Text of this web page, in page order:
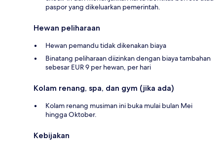
paspor yang dikeluarkan pemerintah.
Hewan peliharaan
Hewan pemandu tidak dikenakan biaya
Binatang peliharaan diizinkan dengan biaya tambahan
sebesar EUR 9 per hewan, per hari
Kolam renang, spa, dan gym (jika ada)
Kolam renang musiman ini buka mulai bulan Mei
hingga Oktober.
Kebijakan